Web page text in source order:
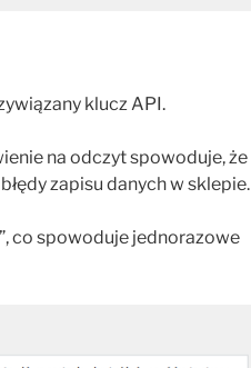
klucz API.
na odczyt spowoduje, że
zapisu danych w sklepie.
co spowoduje jednorazowe